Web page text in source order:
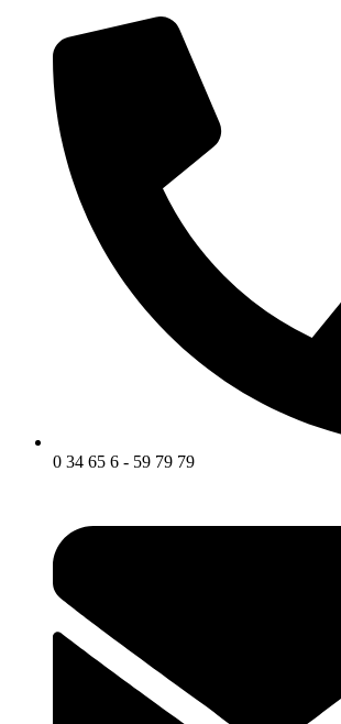
0 34 65 6 - 59 79 79